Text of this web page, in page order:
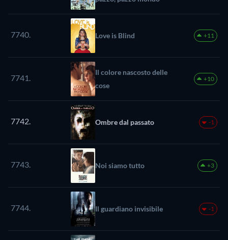
7740. Love is Blind +11
7741.
Il colore nascosto delle
cose
+10
7742. Ombre dal passato -1
7743. Noi siamo tutto +3
7744. Il guardiano invisibile -1